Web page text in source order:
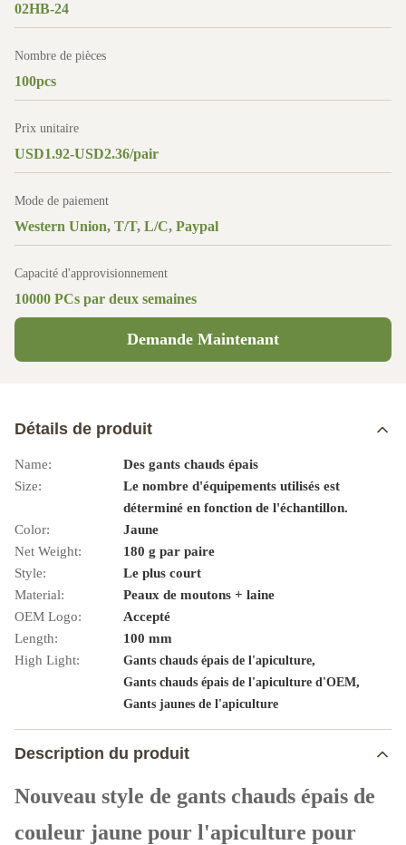
02HB-24
Nombre de pièces
100pcs
Prix unitaire
USD1.92-USD2.36/pair
Mode de paiement
Western Union, T/T, L/C, Paypal
Capacité d'approvisionnement
10000 PCs par deux semaines
Demande Maintenant
Détails de produit
Name:
Des gants chauds épais
Size:
Le nombre d'équipements utilisés est
déterminé en fonction de l'échantillon.
Color:
Jaune
Net Weight:
180 g par paire
Style:
Le plus court
Material:
Peaux de moutons + laine
OEM Logo:
Accepté
Length:
100 mm
High Light:
Gants chauds épais de l'apiculture,
Gants chauds épais de l'apiculture d'OEM,
Gants jaunes de l'apiculture
Description du produit
Nouveau style de gants chauds épais de
couleur jaune pour l'apiculture pour